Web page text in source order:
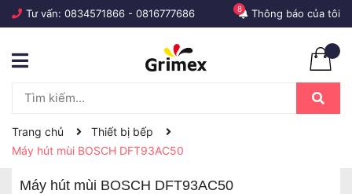
Tư vấn: 0834571866 - 0816777686 Thông báo của tôi
8
Trang chủ
Thiết bị bếp
Máy hút mùi BOSCH DFT93AC50
Máy hút mùi BOSCH DFT93AC50